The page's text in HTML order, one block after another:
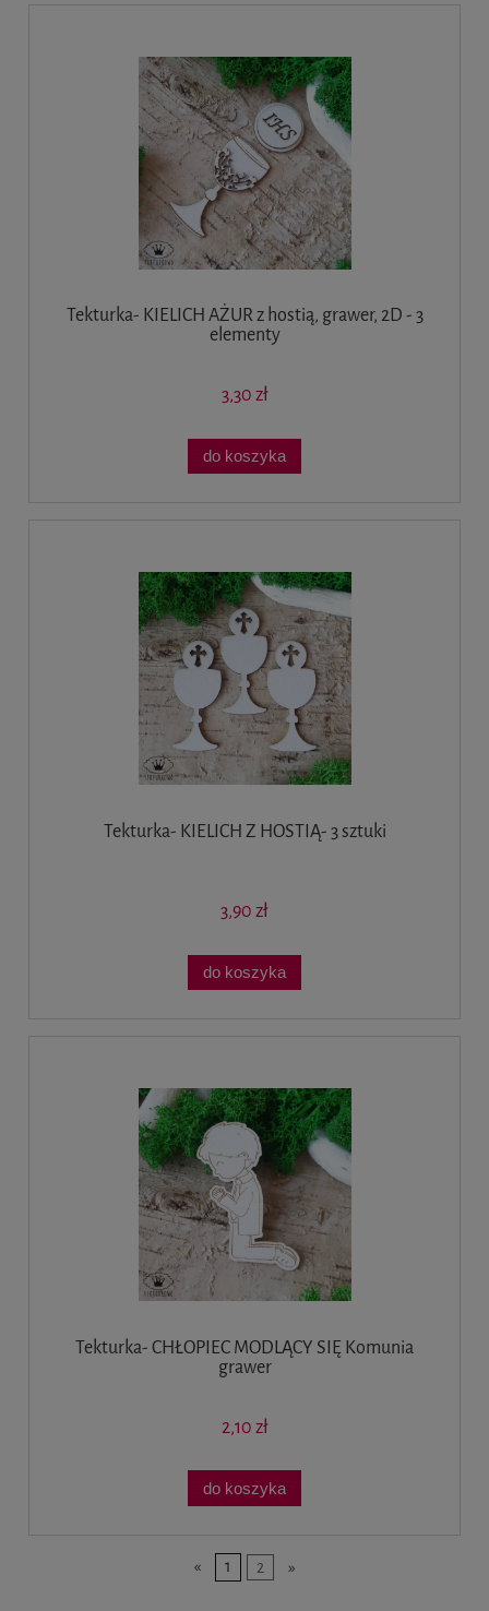
Tekturka- KIELICH AŻUR z hostią, grawer, 2D - 3
elementy
3,30 zł
do koszyka
Tekturka- KIELICH Z HOSTIĄ- 3 sztuki
3,90 zł
do koszyka
Tekturka- CHŁOPIEC MODLĄCY SIĘ Komunia
grawer
2,10 zł
do koszyka
« 1 2 »